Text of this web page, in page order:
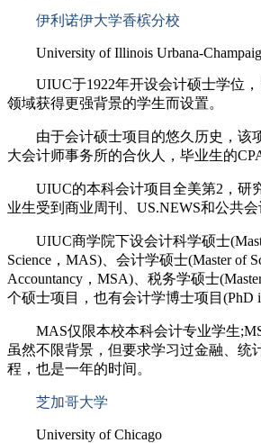
伊利诺伊大学香槟分校
University of Illinois Urbana-
UIUC于1922年开设会计硕士学位，
领域获得更强背景的学生而设置。
由于会计硕士项目的悠久历史，该
大会计师事务所的合伙人，毕业生的
UIUC的本科会计项目全美第2，研
业生受到商业周刊、US.NEWS和公共会
UIUC商学院下设会计科学硕士
Science，MAS)、会计学硕士(Master of
Accountancy，MSA)、税务学硕士
个硕士项目，也有会计学博士项目(PhD
MAS仅限本校本科会计专业学生
虽然不限背景，但要求学习过金融、统
程，也是一年的时间。
芝加哥大学
University of Chicago